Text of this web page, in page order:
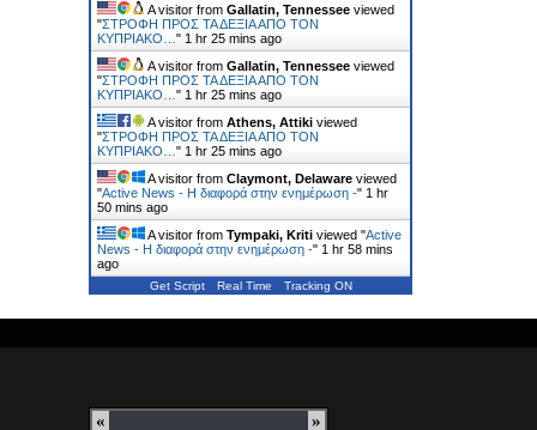
A visitor from Gallatin, Tennessee viewed
"ΣΤΡΟΦΗ ΠΡΟΣ ΤΑ ΔΕΞΙΑ ΑΠΟ ΤΟΝ
ΚΥΠΡΙΑΚΟ… " 1 hr 25 mins ago
A visitor from Gallatin, Tennessee viewed
"ΣΤΡΟΦΗ ΠΡΟΣ ΤΑ ΔΕΞΙΑ ΑΠΟ ΤΟΝ
ΚΥΠΡΙΑΚΟ… " 1 hr 25 mins ago
A visitor from Athens, Attiki viewed
"ΣΤΡΟΦΗ ΠΡΟΣ ΤΑ ΔΕΞΙΑ ΑΠΟ ΤΟΝ
ΚΥΠΡΙΑΚΟ… " 1 hr 25 mins ago
A visitor from Claymont, Delaware viewed
"Active News - Η διαφορά στην ενημέρωση -" 1 hr
50 mins ago
A visitor from Tympaki, Kriti viewed "Active
News - Η διαφορά στην ενημέρωση -" 1 hr 58 mins
ago
Get Script Real Time Tracking ON